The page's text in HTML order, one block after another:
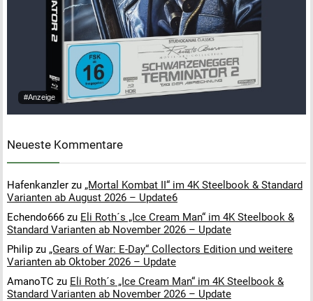
#Anzeige
Neueste Kommentare
Hafenkanzler zu „Mortal Kombat II“ im 4K Steelbook & Standard
Varianten ab August 2026 – Update6
Echendo666 zu Eli Roth´s „Ice Cream Man“ im 4K Steelbook &
Standard Varianten ab November 2026 – Update
Philip zu „Gears of War: E-Day“ Collectors Edition und weitere
Varianten ab Oktober 2026 – Update
AmanoTC zu Eli Roth´s „Ice Cream Man“ im 4K Steelbook &
Standard Varianten ab November 2026 – Update